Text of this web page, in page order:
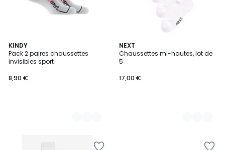
KINDY
Pack 2 paires chaussettes
invisibles sport
8,90 €
3
Couleurs
NEXT
Chaussettes mi-hautes, lot de
5
17,00 €
3
Couleurs